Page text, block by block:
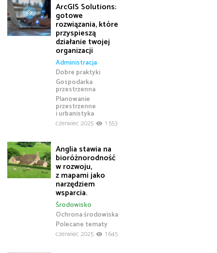
ArcGIS Solutions:
gotowe
rozwiązania, które
przyspieszą
działanie twojej
organizacji
Administracja
Dobre praktyki
Gospodarka
przestrzenna
Planowanie
przestrzenne
i urbanistyka
czerwiec 2025
1 553
Anglia stawia na
bioróżnorodność
w rozwoju,
z mapami jako
narzędziem
wsparcia.
Ochrona środowiska
Polecane tematy
Środowisko
czerwiec 2025 1 645